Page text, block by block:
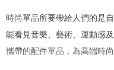
時尚單品所要帶給人們的是
能看見音樂、藝術、運動感
攜帶的配件單品，為高端時